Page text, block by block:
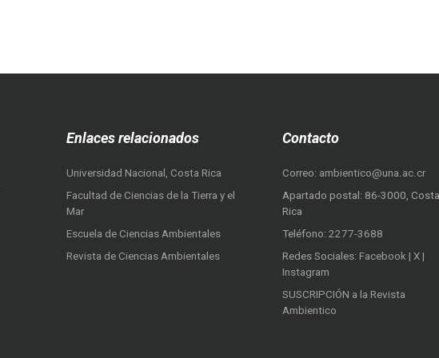
Enlaces relacionados
Universidad Nacional, Costa Rica
Facultad de Ciencias de la Tierra y el
Mar
Escuela de Ciencias Ambientales
Revista de Ciencias Ambientales
Contacto
Correo: ambientico@una.ac.cr
Apartado postal: 86-3000, Costa
Rica
Teléfono: 2277-3688
Redes Sociales: Facebook | X |
Instagram
SUSCRIPCIÓN a la Revista
Ambientico